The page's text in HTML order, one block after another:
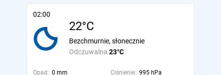
02:00
22°C
Odczuwalna 23°C
Bezchmurnie, słonecznie
Opad: 0 mm Ciśnienie: 995 hPa